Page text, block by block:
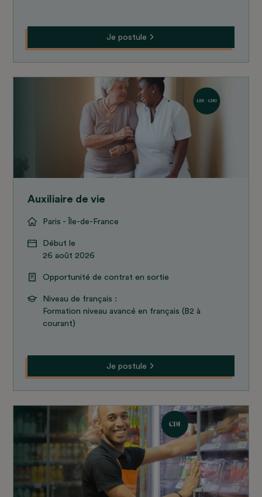
Je postule
Auxiliaire de vie
Paris - Île-de-France
Début le
26 août 2026
Opportunité de contrat en sortie
Niveau de français :
Formation niveau avancé en français (B2 à
courant)
Je postule